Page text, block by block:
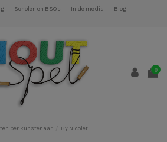
Scholen en BSO's In de media
Blog
0
per kunstenaar By Nicolet